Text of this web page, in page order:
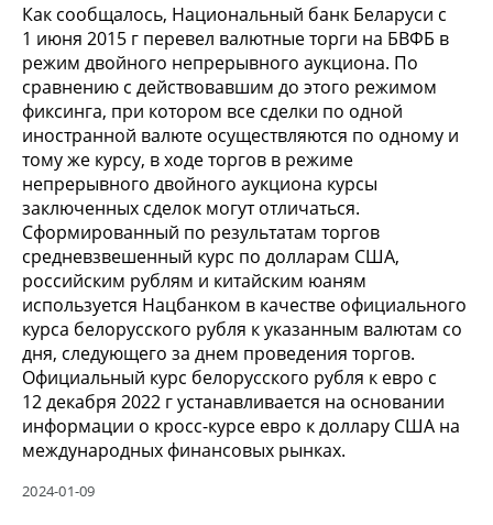
Как сообщалось, Национальный банк Беларуси с
1 июня 2015 г перевел валютные торги на БВФБ в
режим двойного непрерывного аукциона. По
сравнению с действовавшим до этого режимом
фиксинга, при котором все сделки по одной
иностранной валюте осуществляются по одному и
тому же курсу, в ходе торгов в режиме
непрерывного двойного аукциона курсы
заключенных сделок могут отличаться.
Сформированный по результатам торгов
средневзвешенный курс по долларам США,
российским рублям и китайским юаням
используется Нацбанком в качестве официального
курса белорусского рубля к указанным валютам со
дня, следующего за днем проведения торгов.
Официальный курс белорусского рубля к евро с
12 декабря 2022 г устанавливается на основании
информации о кросс-курсе евро к доллару США на
международных финансовых рынках.
2024-01-09